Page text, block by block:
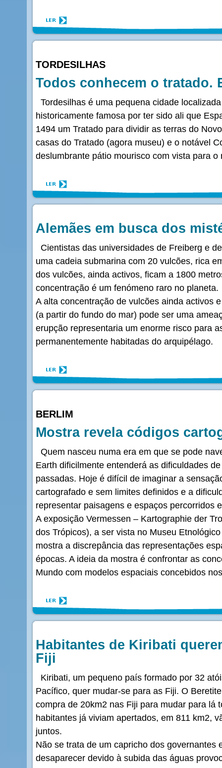
TORDESILHAS
Todos conhecem o tratado.
Tordesilhas é uma pequena cidade
historicamente famosa por ter sido ali que
1494 um Tratado para dividir as terras do
casas do Tratado (agora museu) e o notável
deslumbrante pátio mourisco com vista para
Alemães em busca dos
Cientistas das universidades de Freiberg e
uma cadeia submarina com 20 vulcões, rica
dos vulcões, ainda activos, ficam a 1800
concentração é um fenómeno raro no planeta.
A alta concentração de vulcões ainda activos
(a partir do fundo do mar) pode ser uma
erupção representaria um enorme risco para
permanentemente habitadas do arquipélago.
BERLIM
Mostra revela códigos
Quem nasceu numa era em que se pode
Earth dificilmente entenderá as dificuldades
passadas. Hoje é difícil de imaginar a
cartografado e sem limites definidos e a
representar paisagens e espaços percorridos
A exposição Vermessen – Kartographie der
dos Trópicos), a ser vista no Museu
mostra a discrepância das representações
épocas. A ideia da mostra é confrontar as
Mundo com modelos espaciais concebidos
Habitantes de Kiribati
Fiji
Kiribati, um pequeno país formado por 32
Pacífico, quer mudar-se para as Fiji. O
compra de 20km2 nas Fiji para mudar para lá
habitantes já viviam apertados, em 811 km2,
juntos.
Não se trata de um capricho dos governantes
desaparecer devido à subida das águas